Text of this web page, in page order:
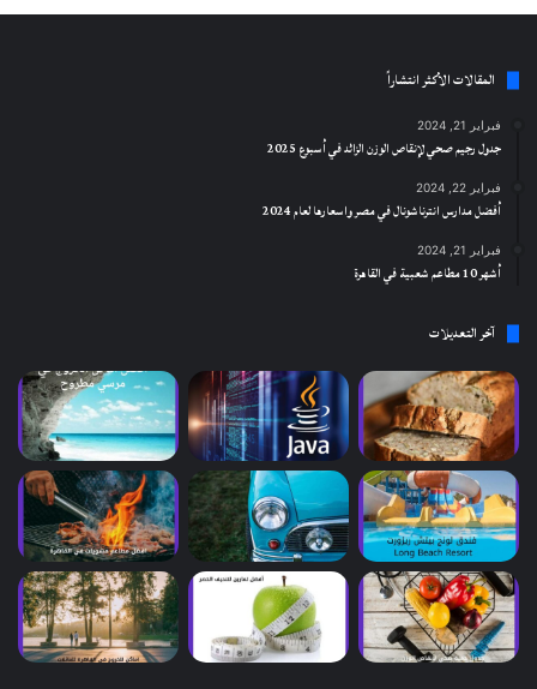
المقالات الأكثر انتشاراً
فبراير 21, 2024
جدول رجيم صحي لإنقاص الوزن الزائد في أسبوع 2025
فبراير 22, 2024
أفضل مدارس انترناشونال في مصر واسعارها لعام 2024
فبراير 21, 2024
أشهر 10 مطاعم شعبية في القاهرة
آخر التعديلات